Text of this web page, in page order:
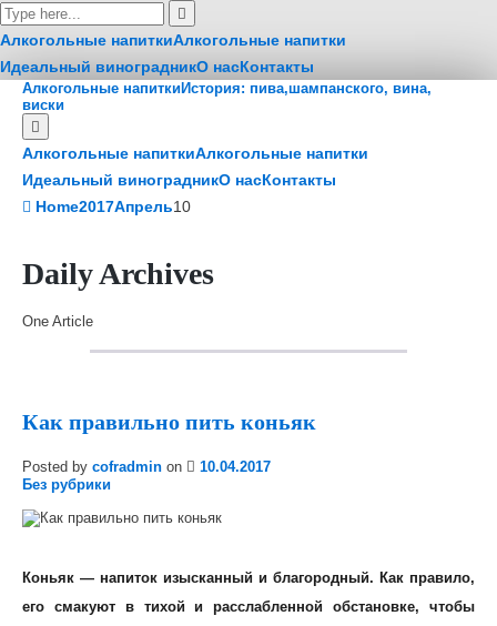
Алкогольные напиткиАлкогольные напитки
Идеальный виноградникО насКонтакты
Алкогольные напиткиИстория: пива,шампанского, вина,
виски
Алкогольные напиткиАлкогольные напитки
Идеальный виноградникО насКонтакты
Home2017Апрель10
Daily Archives
One Article
Как правильно пить коньяк
Posted by cofradmin on
10.04.2017
Без рубрики
Коньяк — напиток изысканный и благородный. Как правило,
его смакуют в тихой и расслабленной обстановке, чтобы